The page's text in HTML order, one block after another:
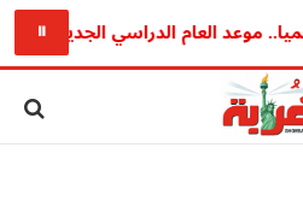
العام الدراسي الجديد 2026/2027 وخريطة الدراسة والامتحانات كاملة ⏸